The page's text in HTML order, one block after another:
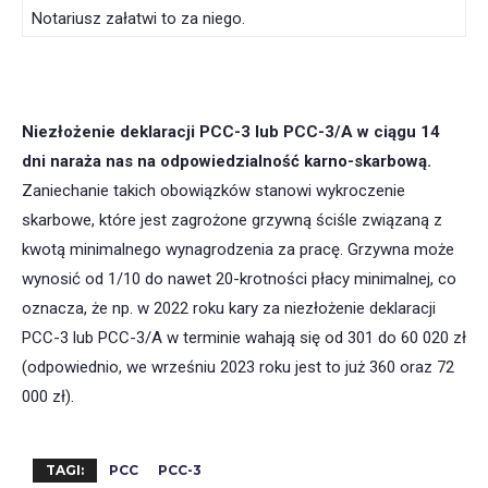
Notariusz załatwi to za niego.
Niezłożenie deklaracji PCC-3 lub PCC-3/Aw ciągu 14
dni naraża nas na odpowiedzialność karno-skarbową.
Zaniechanie takich obowiązków stanowi wykroczenie
skarbowe, które jest zagrożone grzywną ściśle związaną z
kwotą minimalnego wynagrodzenia za pracę. Grzywna może
wynosić od 1/10 do nawet 20-krotności płacy minimalnej, co
oznacza, że np. w 2022 roku kary za niezłożenie deklaracji
PCC-3 lub PCC-3/A w terminie wahają się od 301 do 60 020 zł
(odpowiednio, we wrześniu 2023 roku jest to już 360 oraz 72
000 zł).
TAGI: PCC PCC-3